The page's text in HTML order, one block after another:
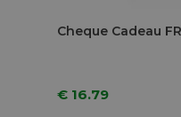
Cheque Cadeau
€ 16.79